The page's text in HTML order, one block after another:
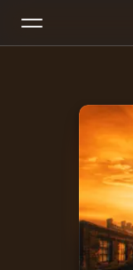
Главная
Радио